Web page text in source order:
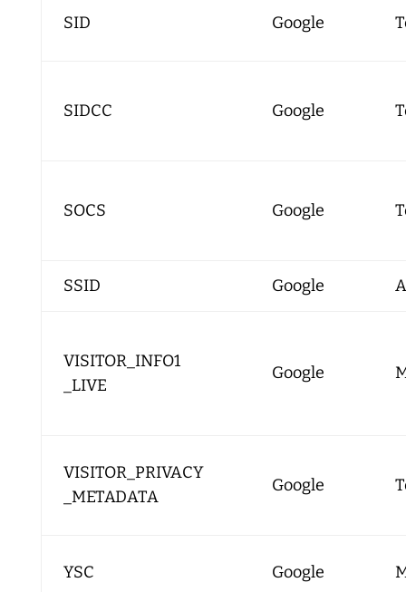
SID Google
SIDCC Google
SOCS Google
SSID Google
VISITOR_INFO1
_LIVE
Google
VISITOR_PRIVACY
_METADATA
Google
YSC Google